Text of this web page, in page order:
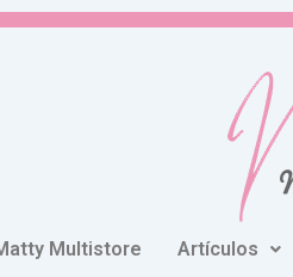
Multistore Artículos